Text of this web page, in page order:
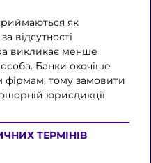
як
відсутності
викликає менше
Банки охочіше
фірмам, тому замовити
юрисдикції
ТЕРМІНІВ